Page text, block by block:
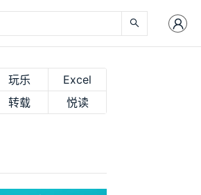
玩乐
Excel
转载 悦读